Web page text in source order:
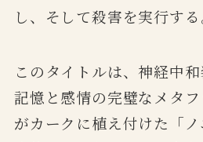
し、そして殺害を実行する
このタイトルは、神経中
記憶と感情の完璧なメタ
がカークに植え付けた「ノ